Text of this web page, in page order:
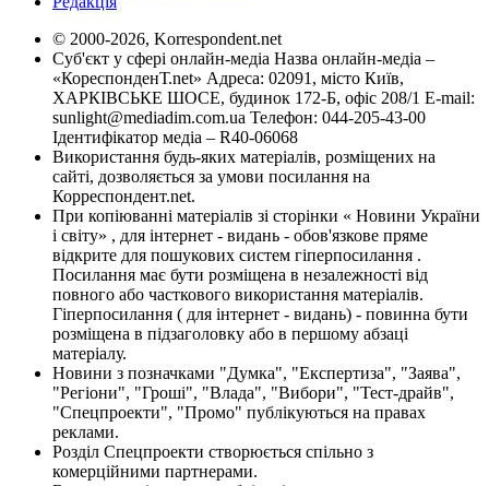
© 2000-2026, Korrespondent.net
Суб'єкт у сфері онлайн-медіа Назва онлайн-медіа –
«КореспонденТ.net» Адреса: 02091, місто Київ,
ХАРКІВСЬКЕ ШОСЕ, будинок 172-Б, офіс 208/1 E-mail:
sunlight@mediadim.com.ua Телефон: 044-205-43-00
Ідентифікатор медіа – R40-06068
Використання будь-яких матеріалів, розміщених на
сайті, дозволяється за умови посилання на
Корреспондент.net.
При копіюванні матеріалів зі сторінки « Новини України
і світу» , для інтернет - видань - обов'язкове пряме
відкрите для пошукових систем гіперпосилання .
Посилання має бути розміщена в незалежності від
повного або часткового використання матеріалів.
Гіперпосилання ( для інтернет - видань) - повинна бути
розміщена в підзаголовку або в першому абзаці
матеріалу.
Новини з позначками "Думка", "Експертиза", "Заява",
"Регіони", "Гроші", "Влада", "Вибори", "Тест-драйв",
"Спецпроекти", "Промо" публікуються на правах
реклами.
Розділ Спецпроекти створюється спільно з
комерційними партнерами.